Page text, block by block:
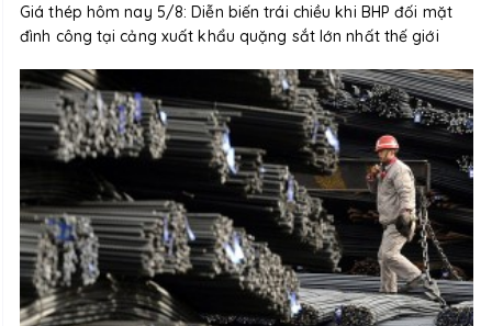
Giá thép hôm nay 5/8: Diễn biến trái chiều khi BHP đối mặt
đình công tại cảng xuất khẩu quặng sắt lớn nhất thế giới